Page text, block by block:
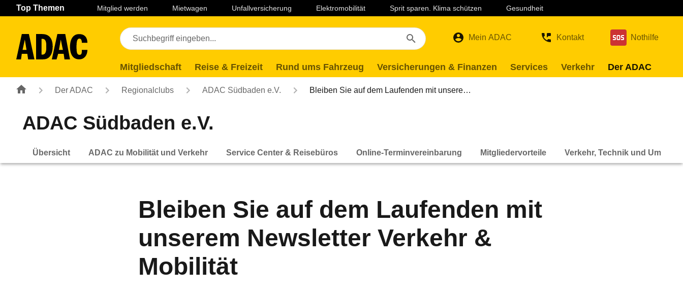
Navigation Seiteninhalt Fußzeile
Top Themen Mitglied werden Mietwagen Unfallversicherung Elektromobilität Sprit sparen. Klima schützen Gesundheit
Mein ADAC Kontakt Nothilfe
Mitgliedschaft Reise & Freizeit Rund ums Fahrzeug Versicherungen & Finanzen Services Verkehr Der ADAC
Der ADAC Regionalclubs ADAC Südbaden e.V. Bleiben Sie auf dem Laufenden mit unsere…
ADAC Südbaden e.V.
Übersicht ADAC zu Mobilität und Verkehr Service Center & Reisebüros Online-Terminvereinbarung Mitgliedervorteile Verkehr, Technik und Umwelt
Bleiben Sie auf dem Laufenden mit
unserem Newsletter Verkehr &
Mobilität